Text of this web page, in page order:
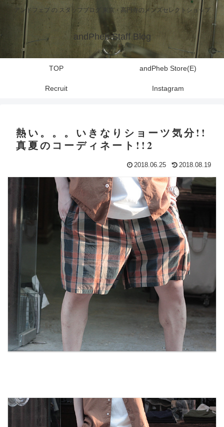
アンドフェブ の スタッフブログ 東京・高円寺のメンズセレクトショップ
andPheb Staff Blog
TOP andPheb Store(E)
Recruit Instagram
熱い。。。いきなりショーツ気分!!
真夏のコーディネート!!2
2018.06.25 2018.08.19